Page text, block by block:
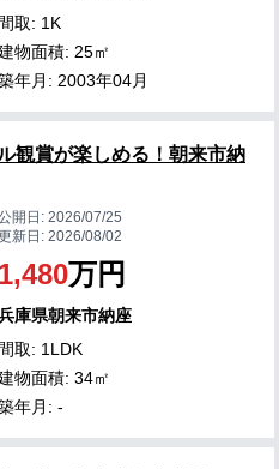
間取: 1K
物面積: 25㎡
年月: 2003年04月
観賞が楽しめる！朝来市納
開日:2026/07/25
新日:2026/08/02
1,480万円
庫県朝来市納座
間取: 1LDK
物面積: 34㎡
年月: -